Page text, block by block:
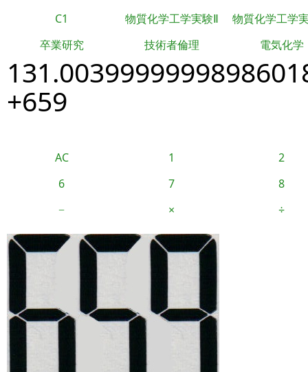
C1 物質化学工学実験Ⅱ
物質化学工学
卒業研究
技術者倫理 電気化学
+659
AC 1
2
6
7
8
−
× ÷